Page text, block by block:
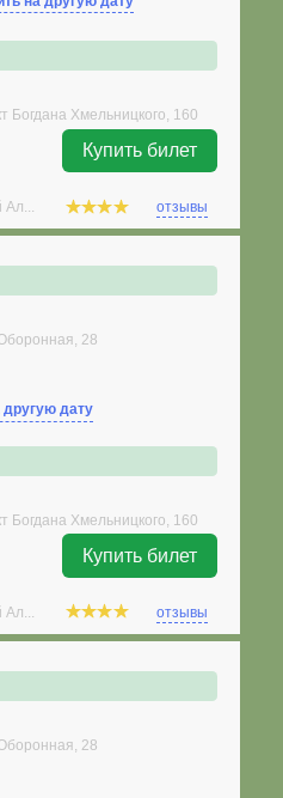
Богдана Хмельницкого, 160
Купить билет
Ал... отзывы
28
другую дату
Богдана Хмельницкого, 160
Купить билет
Ал... отзывы
28